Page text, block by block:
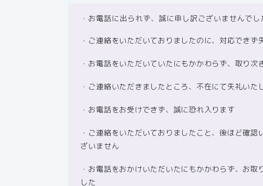
・お電話に出られず、誠に申し訳ございませんでし
・ご連絡をいただいておりましたのに、対応できず
・お電話をいただいていたにもかかわらず、取り
・ご連絡いただきましたところ、不在にて失礼いた
・お電話をお受けできず、誠に恐れ入ります
・ご連絡をいただいておりましたこと、後ほど確
ざいません
・お電話をおかけいただいたにもかかわらず、お
した